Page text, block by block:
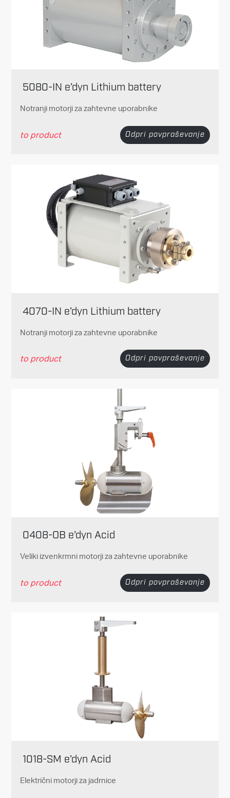
5080-IN e’dyn Lithium battery
Notranji motorji za zahtevne uporabnike
to product Odpri povpraševanje
4070-IN e’dyn Lithium battery
Notranji motorji za zahtevne uporabnike
to product Odpri povpraševanje
0408-OB e’dyn Acid
Veliki izvenkrmni motorji za zahtevne uporabnike
to product Odpri povpraševanje
1018-SM e’dyn Acid
Električni motorji za jadrnice